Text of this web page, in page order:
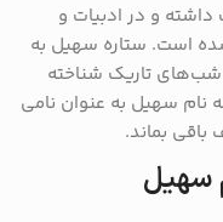
داشته و در ادبیات و
است. ستاره سهیل به
شب‌های تاریک شناخته
سهیل به عنوان نامی
بماند.
سهیل